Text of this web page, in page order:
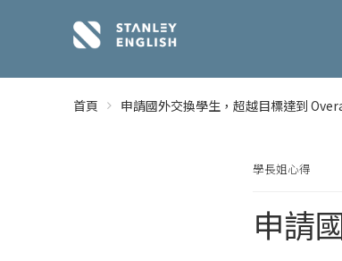
首頁 申請國外交換學生，超越目標達到
學長姐心得
申請